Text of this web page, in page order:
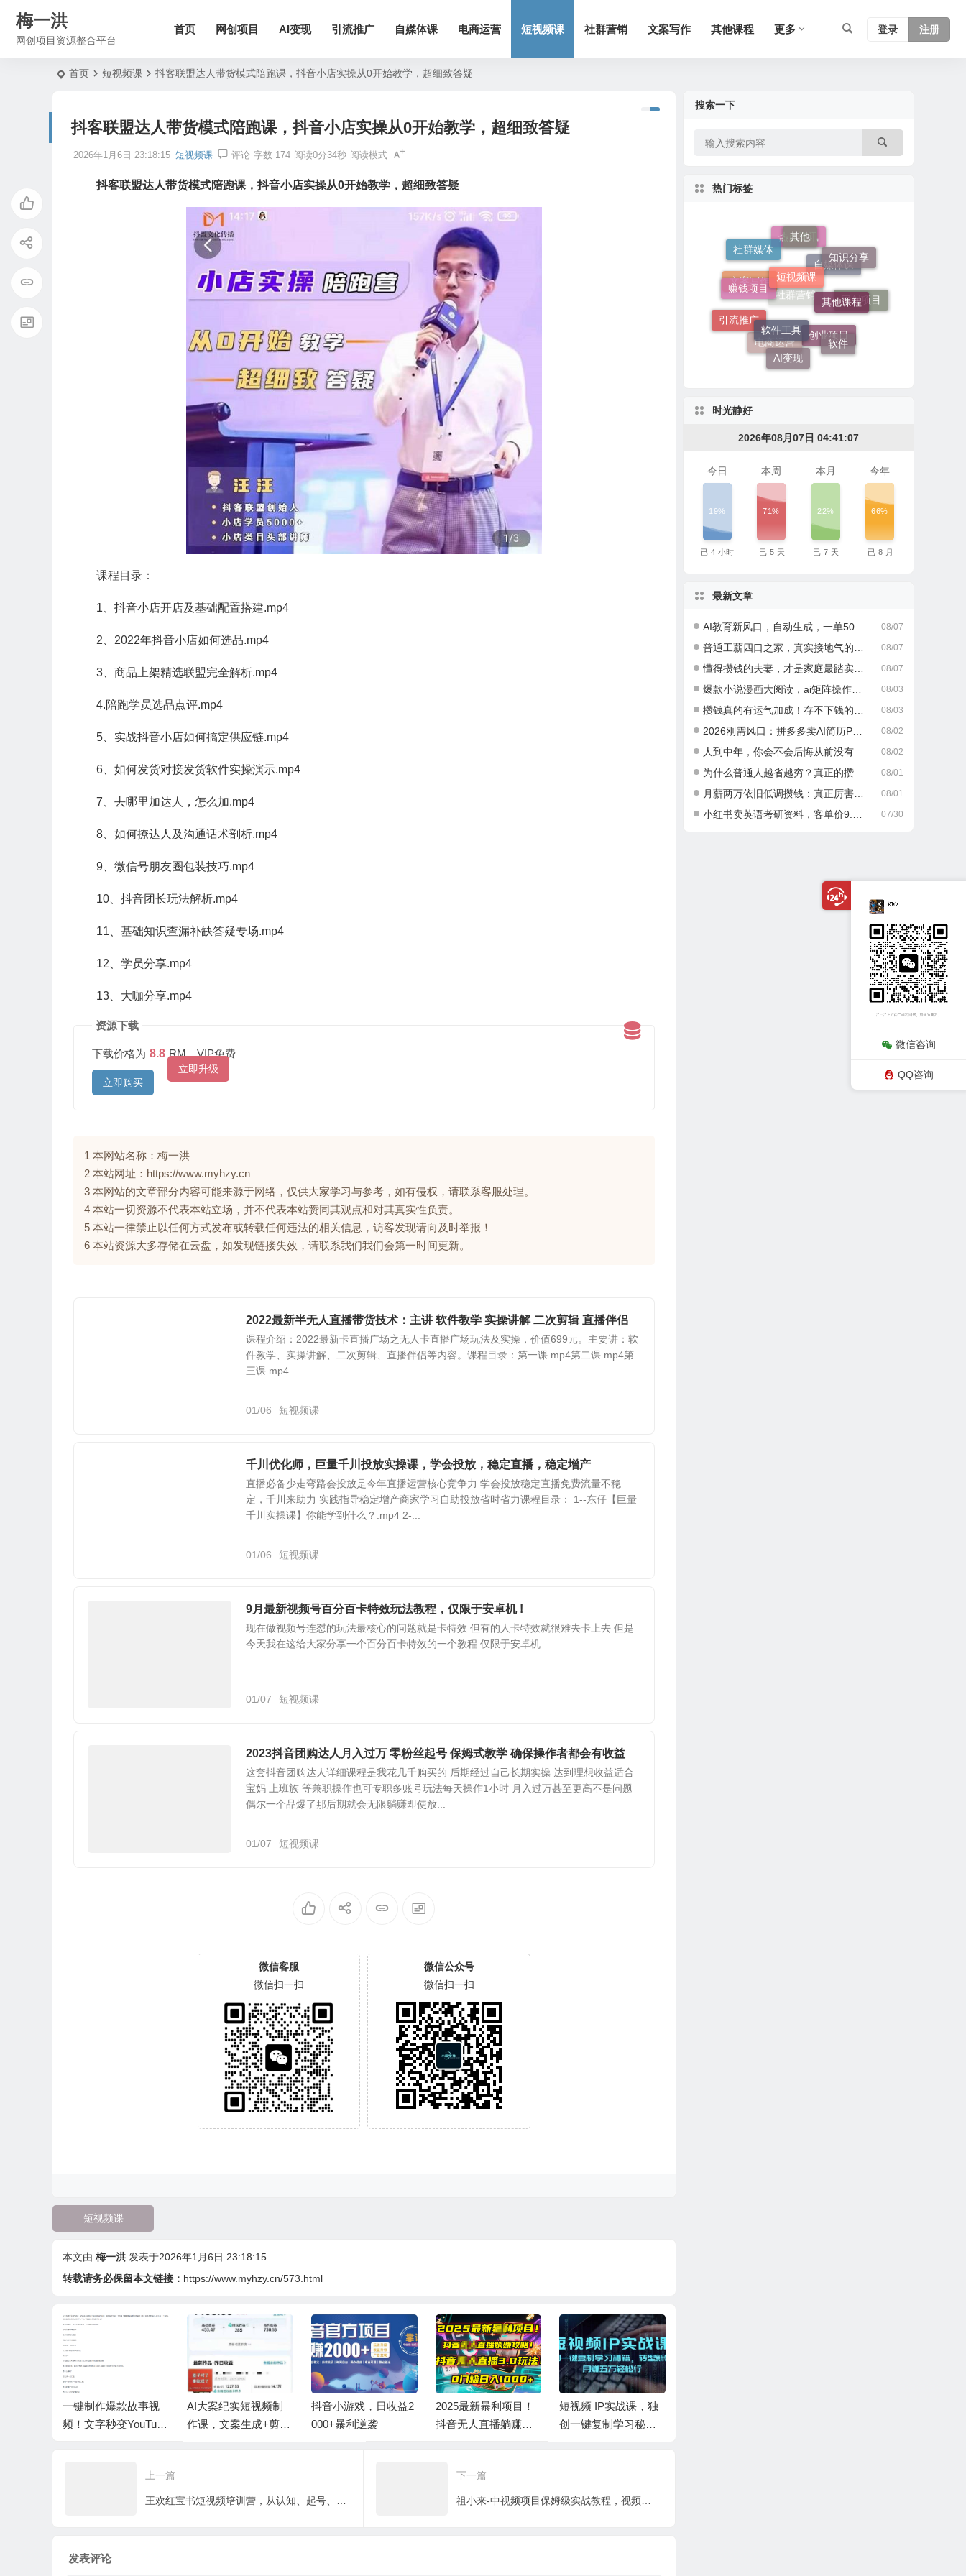
梅一洪
网创项目资源整合平台
首页 网创项目 AI变现 引流推广 自媒体课 电商运营 短视频课 社群营销 文案写作 其他课程 更多 登录 注册
首页 短视频课 抖客联盟达人带货模式陪跑课，抖音小店实操从0开始教学，超细致答疑
抖客联盟达人带货模式陪跑课，抖音小店实操从0开始教学，超细致答疑
2026年1月6日 23:18:15 短视频课 评论 字数 174 阅读0分34秒 阅读模式
抖客联盟达人带货模式陪跑课，抖音小店实操从0开始教学，超细致答疑
课程目录：
1、抖音小店开店及基础配置搭建.mp4
2、2022年抖音小店如何选品.mp4
3、商品上架精选联盟完全解析.mp4
4.陪跑学员选品点评.mp4
5、实战抖音小店如何搞定供应链.mp4
6、如何发货对接发货软件实操演示.mp4
7、去哪里加达人，怎么加.mp4
8、如何撩达人及沟通话术剖析.mp4
9、微信号朋友圈包装技巧.mp4
10、抖音团长玩法解析.mp4
11、基础知识查漏补缺答疑专场.mp4
12、学员分享.mp4
13、大咖分享.mp4
资源下载
下载价格为 8.8 RM，VIP免费
立即升级
立即购买
1 本网站名称：梅一洪
2 本站网址：https://www.myhzy.cn
3 本网站的文章部分内容可能来源于网络，仅供大家学习与参考，如有侵权，请联系客服处理。
4 本站一切资源不代表本站立场，并不代表本站赞同其观点和对其真实性负责。
5 本站一律禁止以任何方式发布或转载任何违法的相关信息，访客发现请向及时举报！
6 本站资源大多存储在云盘，如发现链接失效，请联系我们我们会第一时间更新。
2022最新半无人直播带货技术：主讲 软件教学 实操讲解 二次剪辑 直播伴侣
课程介绍：2022最新卡直播广场之无人卡直播广场玩法及实操，价值699元。主要讲：软
件教学、实操讲解、二次剪辑、直播伴侣等内容。课程目录：第一课.mp4第二课.mp4第
三课.mp4
01/06 短视频课
千川优化师，巨量千川投放实操课，学会投放，稳定直播，稳定增产
直播必备少走弯路会投放是今年直播运营核心竞争力 学会投放稳定直播免费流量不稳
定，千川来助力 实践指导稳定增产商家学习自助投放省时省力课程目录： 1--东仔【巨量
千川实操课】你能学到什么？.mp4 2-...
01/06 短视频课
9月最新视频号百分百卡特效玩法教程，仅限于安卓机 !
现在做视频号连怼的玩法最核心的问题就是卡特效 但有的人卡特效就很难去卡上去 但是
今天我在这给大家分享一个百分百卡特效的一个教程 仅限于安卓机
01/07 短视频课
2023抖音团购达人月入过万 零粉丝起号 保姆式教学 确保操作者都会有收益
这套抖音团购达人详细课程是我花几千购买的 后期经过自己长期实操 达到理想收益适合
宝妈 上班族 等兼职操作也可专职多账号玩法每天操作1小时 月入过万甚至更高不是问题
偶尔一个品爆了那后期就会无限躺赚即使放...
01/07 短视频课
微信客服
微信扫一扫
微信公众号
微信扫一扫
短视频课
本文由 梅一洪 发表于2026年1月6日 23:18:15
转载请务必保留本文链接： https://www.myhzy.cn/573.html
一键制作爆款故事视
频！文字秒变YouTube
AI大案纪实短视频制
作课，文案生成+剪辑
抖音小游戏，日收益2
000+暴利逆袭
2025最新暴利项目！
抖音无人直播躺赚攻
短视频 IP实战课，独
创一键复制学习秘
上一篇
王欢红宝书短视频培训营，从认知、起号、实操、运营，适合新人起步
下一篇
祖小来-中视频项目保姆级实战教程，视频讲解，实操演示，日收益200+
发表评论
搜索一下
热门标签
热点资讯
自媒体课
社群营销
文案写作
社群媒体
其他
知识分享
网创项目
创业项目
电商运营
引流推广
赚钱项目
短视频课
其他课程
软件
AI变现
软件工具
时光静好
2026年08月07日 04:41:08
今日
19%
已 4 小时
本周
71%
已 5 天
本月
22%
已 7 天
今年
66%
已 8 月
最新文章
08/07
AI教育新风口，自动生成，一单500+，月入2W+!
08/07
普通工薪四口之家，真实接地气的攒钱日常
08/07
懂得攒钱的夫妻，才是家庭最踏实的底气
08/03
爆款小说漫画大阅读，ai矩阵操作，当天可见收益，号称日入400+
08/03
攒钱真的有运气加成！存不下钱的人，大多栽在这一点
08/02
2026刚需风口：拼多多卖AI简历PPT，可矩阵放大，小白也能干，日入700+！
08/02
人到中年，你会不会后悔从前没有好好攒钱？
08/01
为什么普通人越省越穷？真正的攒钱逻辑很多人都搞错了
08/01
月薪两万依旧低调攒钱：真正厉害的成年人，从不乱消费
07/30
小红书卖英语考研资料，客单价9.9，250天卖了16w!
微信咨询
QQ咨询